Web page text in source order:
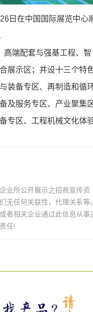
日在中国国际展览中心
高端配套与强基工程、智
展示区；并设十三个特
装备专区、再制造和循
及服务专区、产业聚集
专区、工程机械文化体
业所公开展示之招商宣传资
无任何关联性，代理关系等
者相关企业通过此信息从事
任!